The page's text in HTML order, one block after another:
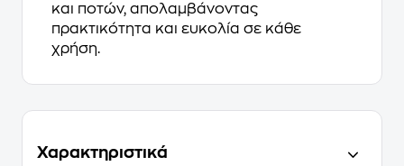
και ποτών, απολαμβάνοντας
πρακτικότητα και ευκολία σε κάθε
χρήση.
Χαρακτηριστικά